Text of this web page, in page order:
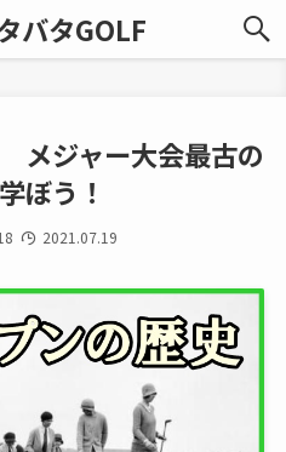
バタGOLF
メジャー大会最古の
ぼう！
2021.07.19